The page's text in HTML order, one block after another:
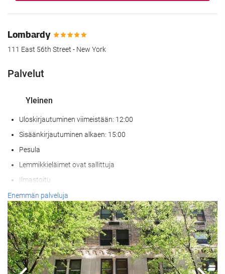
Lombardy
111 East 56th Street - New York
Palvelut
Yleinen
Uloskirjautuminen viimeistään: 12:00
Sisäänkirjautuminen alkaen: 15:00
Pesula
Lemmikkieläimet ovat sallittuja
Ilmastoitu
Lämmitys
Hissi
Pääsy liikuntarajoitteisille asiakkaille
Huoneissa tupakointi kielletty
Tupakointialue
Enemmän palveluja